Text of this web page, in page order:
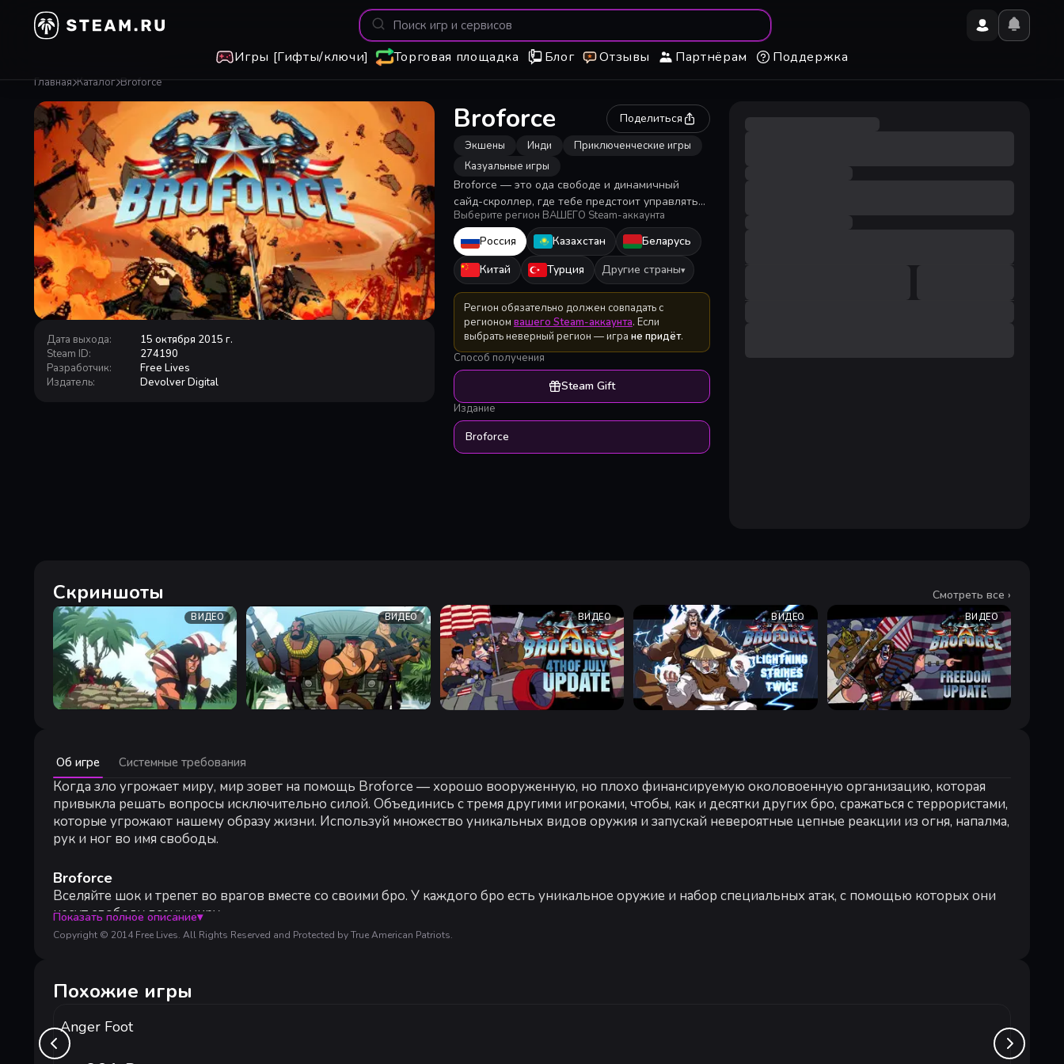
Игры [Гифты/ключи] Торговая площадка Блог Отзывы Партнёрам Поддержка
Главная Каталог Broforce
Дата выхода:
15 октября 2015 г.
Steam ID:
274190
Разработчик:
Free Lives
Издатель: Devolver Digital
Broforce Поделиться
Экшены Инди
Приключенческие игры
Казуальные игры
Broforce — это ода свободе и динамичный
сайд-скроллер, где тебе предстоит управлять
хорошо вооруженной, но плохо финансируемой
околовоенной организацией, которая привыкла
решать вопросы исключительно силой.
Выберите регион ВАШЕГО Steam-аккаунта
Россия Казахстан
Беларусь
Китай
Турция Другие страны▾
Регион обязательно должен совпадать с
регионом вашего Steam-аккаунта. Если
выбрать неверный регион — игра не придёт.
Способ получения
Steam Gift
Издание
Broforce
Скриншоты Смотреть все ›
ВИДЕО ВИДЕО ВИДЕО ВИДЕО ВИДЕО
Об игре Системные требования
Когда зло угрожает миру, мир зовет на помощь Broforce — хорошо вооруженную, но плохо финансируемую околовоенную организацию, которая
привыкла решать вопросы исключительно силой. Объединись с тремя другими игроками, чтобы, как и десятки других бро, сражаться с террористами,
которые угрожают нашему образу жизни. Используй множество уникальных видов оружия и запускай невероятные цепные реакции из огня, напалма,
рук и ног во имя свободы.
Broforce
Вселяйте шок и трепет во врагов вместе со своими бро. У каждого бро есть уникальное оружие и набор специальных атак, с помощью которых они
несут свободу всему миру.
Проходи уникальные уровни на время, полные взрывов и хаоса, вместе с другими бро.
Показать полное описание▾
Copyright © 2014 Free Lives. All Rights Reserved and Protected by True American Patriots.
Минимальные:
Минимальные:
64-разрядные процессор и операционная система
ОС *:Windows Vista or Later
Процессор:Intel Core™ Duo or faster
Оперативная память:4 GB ОЗУ
Видеокарта:
OpenGL 3.0 compliant video card
Дополнительно:
64-разрядные процессор и операционная система
Похожие игры
Anger Foot Stick